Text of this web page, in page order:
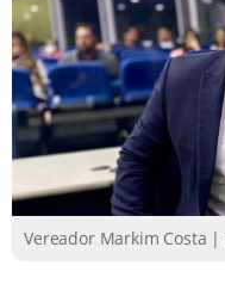
Vereador Markim Costa